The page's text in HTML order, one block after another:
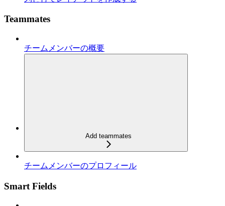
Teammates
チームメンバーの概要
Add teammates
チームメンバーのプロフィール
Smart Fields